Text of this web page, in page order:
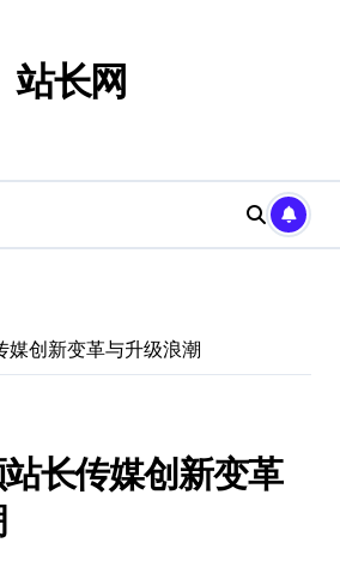
站长网
媒创新变革与升级浪潮
长传媒创新变革